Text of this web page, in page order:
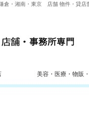
・湘南・東京 店舗 物件・貸店
美容・医療・物販